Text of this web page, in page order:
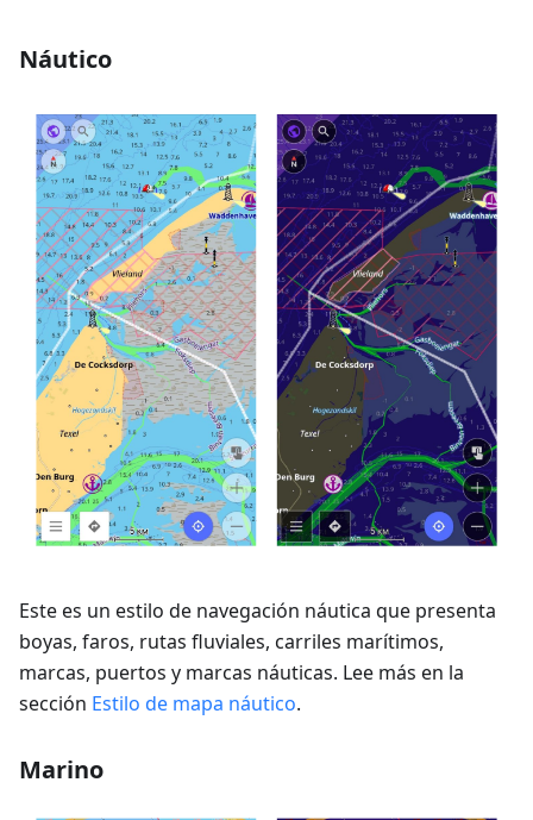
Náutico
Este es un estilo de navegación náutica que presenta
boyas, faros, rutas fluviales, carriles marítimos,
marcas, puertos y marcas náuticas. Lee más en la
sección Estilo de mapa náutico.
Marino